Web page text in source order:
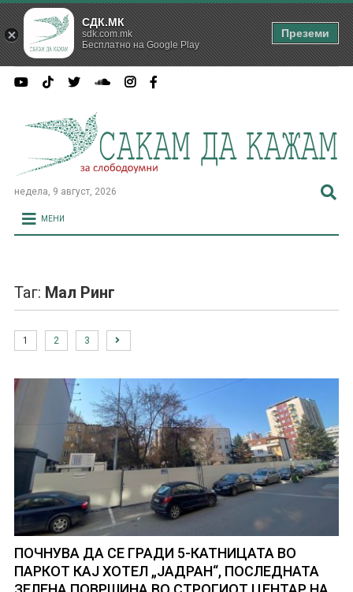
недела, 9 август, 2026
МЕНИ
Таг: Мал Ринг
1 2 3
ПОЧНУВА ДА СЕ ГРАДИ 5-КАТНИЦАТА ВО
ПАРКОТ КАЈ ХОТЕЛ „ЈАДРАН“, ПОСЛЕДНАТА
СДК.МК
sdk.com.mk
Бесплатно на Google Play
Преземи